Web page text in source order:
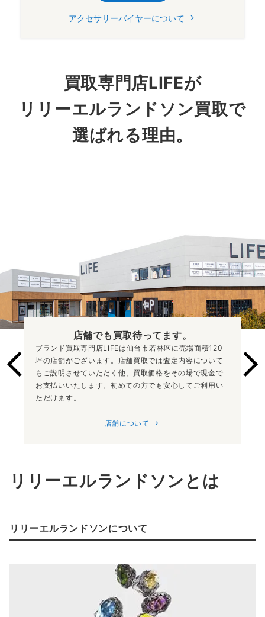
アクセサリーバイヤーについて
買取専門店LIFEが
リリーエルランドソン買取で
選ばれる理由。
店舗でも買取待ってます。
ブランド買取専門店LIFEは仙台市若林区に売場面積120
坪の店舗がございます。店舗買取では査定内容について
もご説明させていただく他、買取価格をその場で現金で
お支払いいたします。初めての方でも安心してご利用い
ただけます。
店舗について
リリーエルランドソン とは
リリーエルランドソンについて